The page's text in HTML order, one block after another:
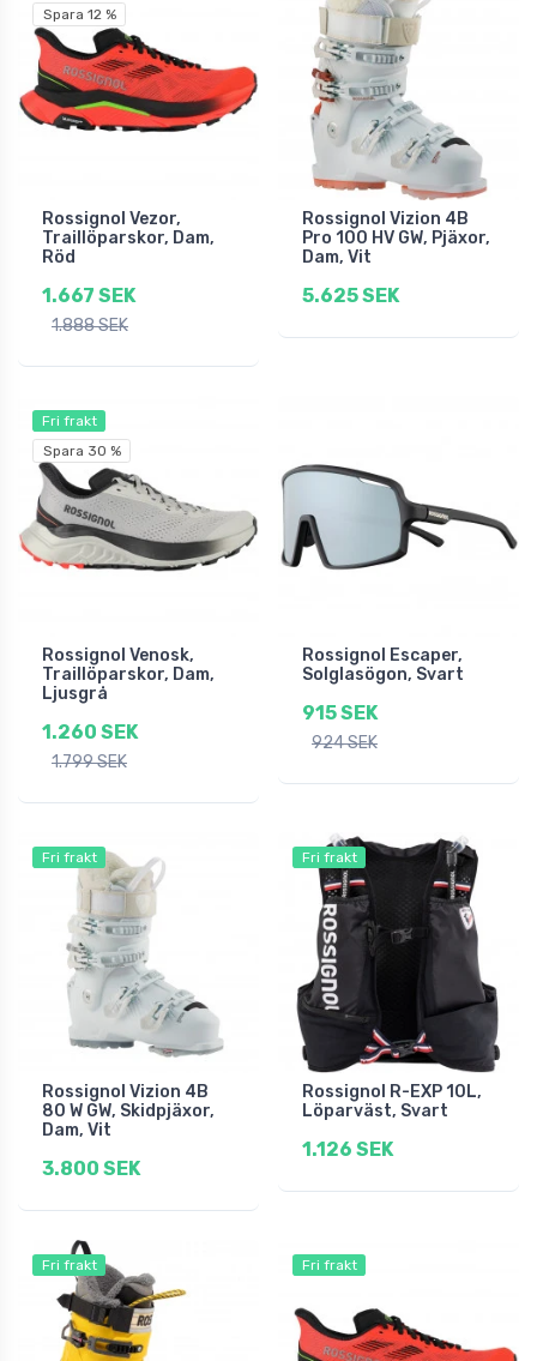
Spara 12 %
Rossignol Vezor,
Traillöparskor, Dam,
Röd
1.667 SEK
1.888 SEK
Rossignol Vizion 4B
Pro 100 HV GW, Pjäxor,
Dam, Vit
5.625 SEK
Fri frakt
Spara 30 %
Rossignol Venosk,
Traillöparskor, Dam,
Ljusgrå
1.260 SEK
1.799 SEK
Rossignol Escaper,
Solglasögon, Svart
915 SEK
924 SEK
Fri frakt
Rossignol Vizion 4B
80 W GW, Skidpjäxor,
Dam, Vit
3.800 SEK
Fri frakt
Rossignol R-EXP 10L,
Löparväst, Svart
1.126 SEK
Fri frakt Fri frakt